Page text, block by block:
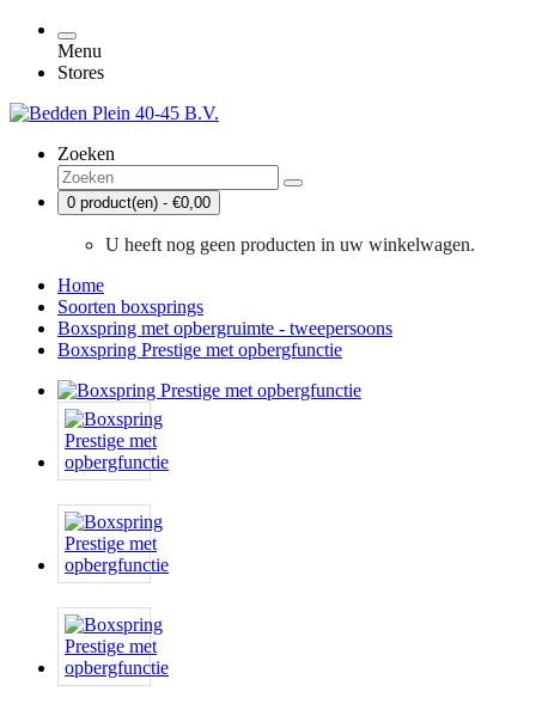
Menu
Stores
Zoeken
0 product(en) - €0,00
U heeft nog geen producten in uw winkelwagen.
Home
Soorten boxsprings
Boxspring met opbergruimte - tweepersoons
Boxspring Prestige met opbergfunctie